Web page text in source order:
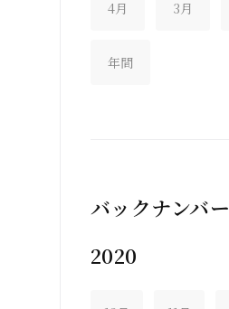
4月 3月
年間
バックナンバー
2020